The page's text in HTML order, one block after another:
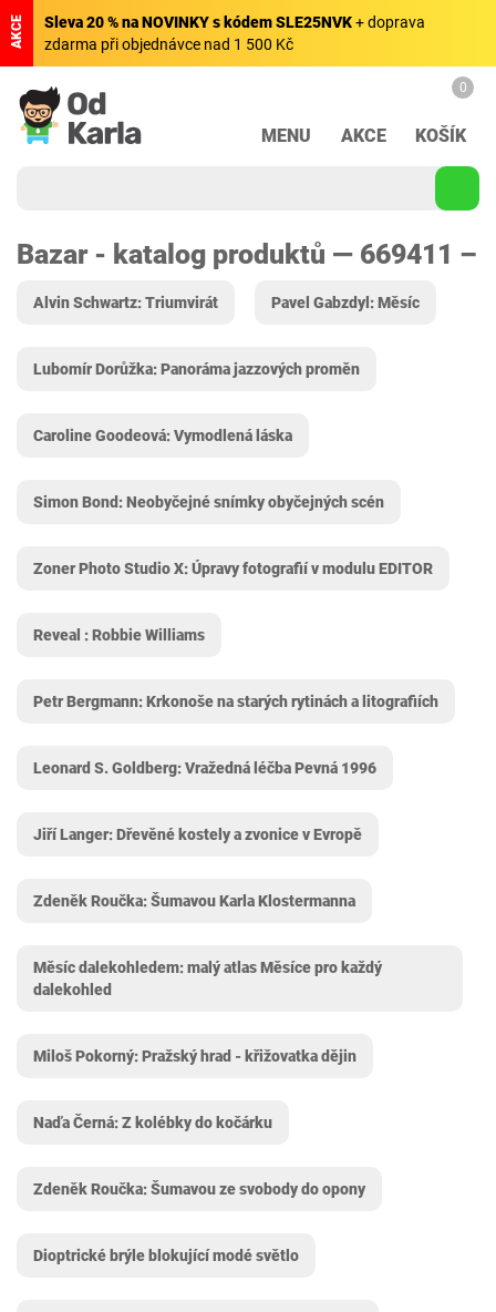
AKCE Sleva 20 % na NOVINKY s kódem SLE25NVK+ doprava
zdarma při objednávce nad 1 500 Kč
MENU AKCE
0
KOŠÍK
Bazar - katalog produktů — 669411 –
Alvin Schwartz: Triumvirát Pavel Gabzdyl: Měsíc
Lubomír Dorůžka: Panoráma jazzových proměn
Caroline Goodeová: Vymodlená láska
Simon Bond: Neobyčejné snímky obyčejných scén
Zoner Photo Studio X: Úpravy fotografií v modulu EDITOR
Reveal : Robbie Williams
Petr Bergmann: Krkonoše na starých rytinách a litografiích
Leonard S. Goldberg: Vražedná léčba Pevná 1996
Jiří Langer: Dřevěné kostely a zvonice v Evropě
Zdeněk Roučka: Šumavou Karla Klostermanna
Měsíc dalekohledem: malý atlas Měsíce pro každý
dalekohled
Miloš Pokorný: Pražský hrad - křižovatka dějin
Naďa Černá: Z kolébky do kočárku
Zdeněk Roučka: Šumavou ze svobody do opony
Dioptrické brýle blokující modé světlo